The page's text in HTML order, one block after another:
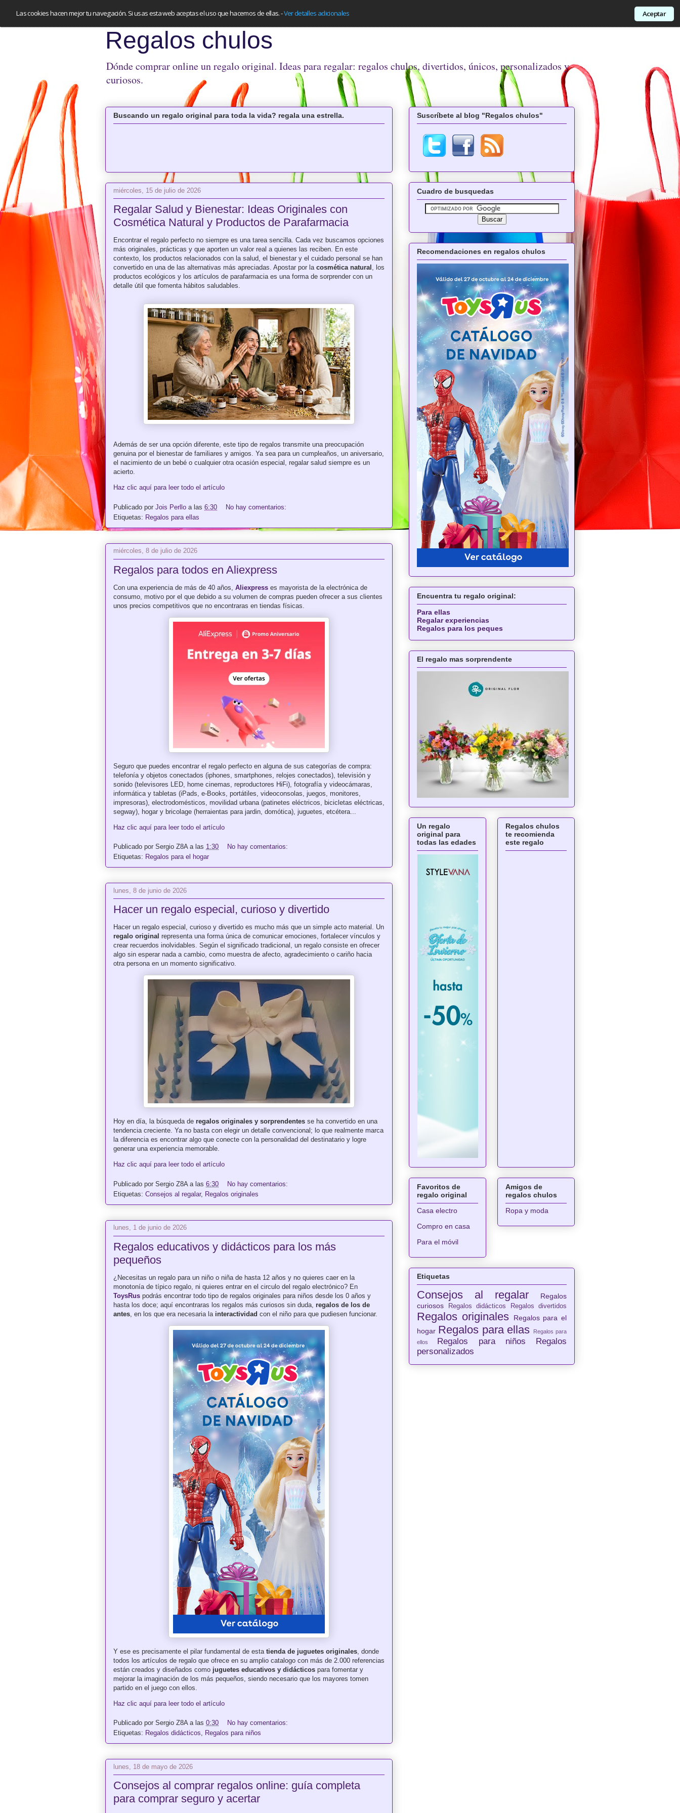
Las cookies hacen mejor tu navegación. Si usas esta web aceptas el uso que hacemos de ellas.-Ver detalles adicionales Aceptar
Regalos chulos
Dónde comprar online un regalo original. Ideas para regalar: regalos chulos, divertidos, únicos, personalizados y
curiosos.
Buscando un regalo original para toda la vida? regala una estrella.
miércoles, 15 de julio de 2026
Regalar Salud y Bienestar: Ideas Originales con
Cosmética Natural y Productos de Parafarmacia
Encontrar el regalo perfecto no siempre es una tarea sencilla. Cada vez buscamos opciones
más originales, prácticas y que aporten un valor real a quienes las reciben. En este
contexto, los productos relacionados con la salud, el bienestar y el cuidado personal se han
convertido en una de las alternativas más apreciadas. Apostar por la cosmética natural , los
productos ecológicos y los artículos de parafarmacia es una forma de sorprender con un
detalle útil que fomenta hábitos saludables.
Además de ser una opción diferente, este tipo de regalos transmite una preocupación
genuina por el bienestar de familiares y amigos. Ya sea para un cumpleaños, un aniversario,
el nacimiento de un bebé o cualquier otra ocasión especial, regalar salud siempre es un
acierto.
Haz clic aquí para leer todo el artículo
Publicado por Jois Perllo a las 6:30
No hay comentarios:
Etiquetas: Regalos para ellas
miércoles, 8 de julio de 2026
Regalos para todos en Aliexpress
Con una experiencia de más de 40 años, Aliexpress es mayorista de la electrónica de
consumo, motivo por el que debido a su volumen de compras pueden ofrecer a sus clientes
unos precios competitivos que no encontraras en tiendas físicas.
Seguro que puedes encontrar el regalo perfecto en alguna de sus categorías de compra:
telefonía y objetos conectados (iphones, smartphones, relojes conectados), televisión y
sonido (televisores LED, home cinemas, reproductores HiFi), fotografía y videocámaras,
informática y tabletas (iPads, e-Books, portátiles, videoconsolas, juegos, monitores,
impresoras), electrodomésticos, movilidad urbana (patinetes eléctricos, bicicletas eléctricas,
segway), hogar y bricolage (herraientas para jardin, domótica), juguetes, etcétera...
Haz clic aquí para leer todo el artículo
Publicado por Sergio Z8A a las 1:30
No hay comentarios:
Etiquetas: Regalos para el hogar
lunes, 8 de junio de 2026
Hacer un regalo especial, curioso y divertido
Hacer un regalo especial, curioso y divertido es mucho más que un simple acto material. Un
regalo original representa una forma única de comunicar emociones, fortalecer vínculos y
crear recuerdos inolvidables. Según el significado tradicional, un regalo consiste en ofrecer
algo sin esperar nada a cambio, como muestra de afecto, agradecimiento o cariño hacia
otra persona en un momento significativo.
Hoy en día, la búsqueda de regalos originales y sorprendentes se ha convertido en una
tendencia creciente. Ya no basta con elegir un detalle convencional; lo que realmente marca
la diferencia es encontrar algo que conecte con la personalidad del destinatario y logre
generar una experiencia memorable.
Haz clic aquí para leer todo el artículo
Publicado por Sergio Z8A a las 6:30
No hay comentarios:
Etiquetas: Consejos al regalar, Regalos originales
lunes, 1 de junio de 2026
Regalos educativos y didácticos para los más
pequeños
¿Necesitas un regalo para un niño o niña de hasta 12 años y no quieres caer en la
monotonía de típico regalo, ni quieres entrar en el circulo del regalo electrónico? En
ToysRus podrás encontrar todo tipo de regalos originales para niños desde los 0 años y
hasta los doce; aquí encontraras los regalos más curiosos sin duda, regalos de los de
antes , en los que era necesaria la interactividad con el niño para que pudiesen funcionar.
Y ese es precisamente el pilar fundamental de esta tienda de juguetes originales , donde
todos los artículos de regalo que ofrece en su amplio catalogo con más de 2.000 referencias
están creados y diseñados como juguetes educativos y didácticos para fomentar y
mejorar la imaginación de los más pequeños, siendo necesario que los mayores tomen
partido en el juego con ellos.
Haz clic aquí para leer todo el artículo
Publicado por Sergio Z8A a las 0:30
No hay comentarios:
Etiquetas: Regalos didácticos, Regalos para niños
lunes, 18 de mayo de 2026
Consejos al comprar regalos online: guía completa
para comprar seguro y acertar
Suscríbete al blog "Regalos chulos"
Cuadro de busquedas
Recomendaciones en regalos chulos
Encuentra tu regalo original:
Para ellas
Regalar experiencias
Regalos para los peques
El regalo mas sorprendente
Un regalo
original para
todas las edades
Favoritos de
regalo original
Casa electro
Compro en casa
Para el móvil
Regalos chulos
te recomienda
este regalo
Amigos de
regalos chulos
Ropa y moda
Etiquetas
Consejos al regalar
Regalos
curiosos
Regalos didácticos Regalos divertidos
Regalos originales
Regalos para el
hogar Regalos para ellas
Regalos para
ellos
Regalos para niños
Regalos
personalizados